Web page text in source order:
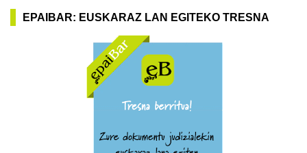
EPAIBAR: EUSKARAZ LAN EGITEKO TRESNA